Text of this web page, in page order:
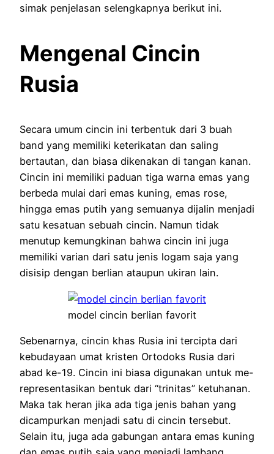
simak penjelasan selengkapnya berikut ini.
Mengenal Cincin
Rusia
Secara umum cincin ini terbentuk dari 3 buah
band yang memiliki keterikatan dan saling
bertautan, dan biasa dikenakan di tangan kanan.
Cincin ini memiliki paduan tiga warna emas yang
berbeda mulai dari emas kuning, emas rose,
hingga emas putih yang semuanya dijalin menjadi
satu kesatuan sebuah cincin. Namun tidak
menutup kemungkinan bahwa cincin ini juga
memiliki varian dari satu jenis logam saja yang
disisip dengan berlian ataupun ukiran lain.
model cincin berlian favorit
Sebenarnya, cincin khas Rusia ini tercipta dari
kebudayaan umat kristen Ortodoks Rusia dari
abad ke-19. Cincin ini biasa digunakan untuk me-
representasikan bentuk dari “trinitas” ketuhanan.
Maka tak heran jika ada tiga jenis bahan yang
dicampurkan menjadi satu di cincin tersebut.
Selain itu, juga ada gabungan antara emas kuning